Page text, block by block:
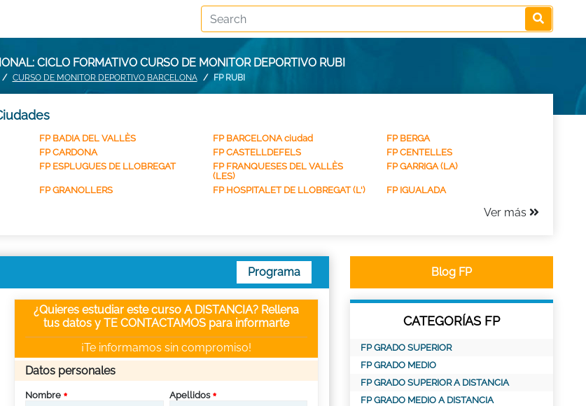
CICLO FORMATIVO CURSO DE MONITOR DEPORTIVO RUBI
CURSO DE MONITOR DEPORTIVO BARCELONA FP RUBI
FP BADIA DEL VALLÈS FP BARCELONA ciudad
FP BERGA
FP CARDONA FP CASTELLDEFELS
FP CENTELLES
FP ESPLUGUES DE LLOBREGAT
FP FRANQUESES DEL VALLÈS
(LES)
FP GARRIGA (LA)
FP GRANOLLERS FP HOSPITALET DE LLOBREGAT (L') FP IGUALADA
Ver más
Programa
¿Quieres estudiar este curso A DISTANCIA? Rellena
tus datos y TE CONTACTAMOS para informarte
¡Te informamos sin compromiso!
Datos personales
Nombre Apellidos
Blog FP
CATEGORÍAS FP
FP GRADO SUPERIOR
FP GRADO MEDIO
FP GRADO SUPERIOR A DISTANCIA
FP GRADO MEDIO A DISTANCIA